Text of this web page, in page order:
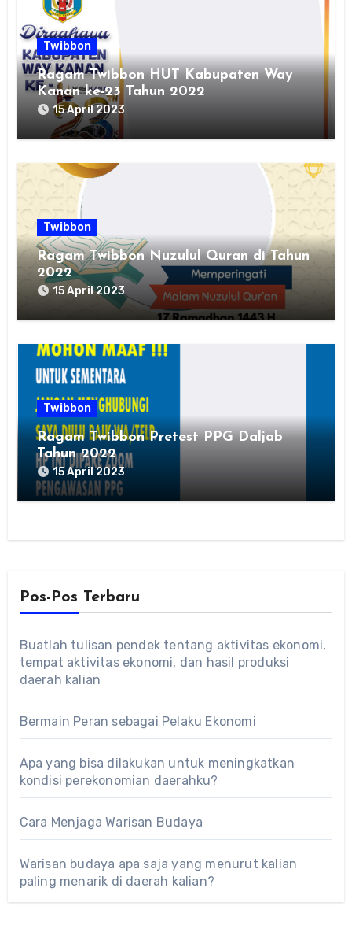
Twibbon
Ragam Twibbon HUT Kabupaten Way
Kanan ke-23 Tahun 2022
15 April 2023
Twibbon
Ragam Twibbon Nuzulul Quran di Tahun
2022
15 April 2023
Twibbon
Ragam Twibbon Pretest PPG Daljab
Tahun 2022
15 April 2023
Pos-Pos Terbaru
Buatlah tulisan pendek tentang aktivitas ekonomi,
tempat aktivitas ekonomi, dan hasil produksi
daerah kalian
Bermain Peran sebagai Pelaku Ekonomi
Apa yang bisa dilakukan untuk meningkatkan
kondisi perekonomian daerahku?
Cara Menjaga Warisan Budaya
Warisan budaya apa saja yang menurut kalian
paling menarik di daerah kalian?